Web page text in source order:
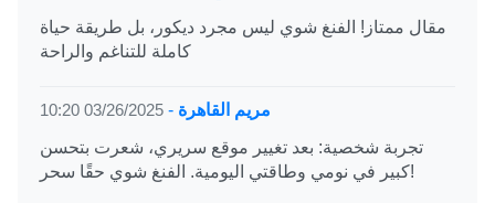
مقال ممتاز! الفنغ شوي ليس مجرد ديكور، بل طريقة حياة
كاملة للتناغم والراحة
مريم القاهرة -
03/26/2025 10:20
تجربة شخصية: بعد تغيير موقع سريري، شعرت بتحسن
كبير في نومي وطاقتي اليومية. الفنغ شوي حقًا سحر!